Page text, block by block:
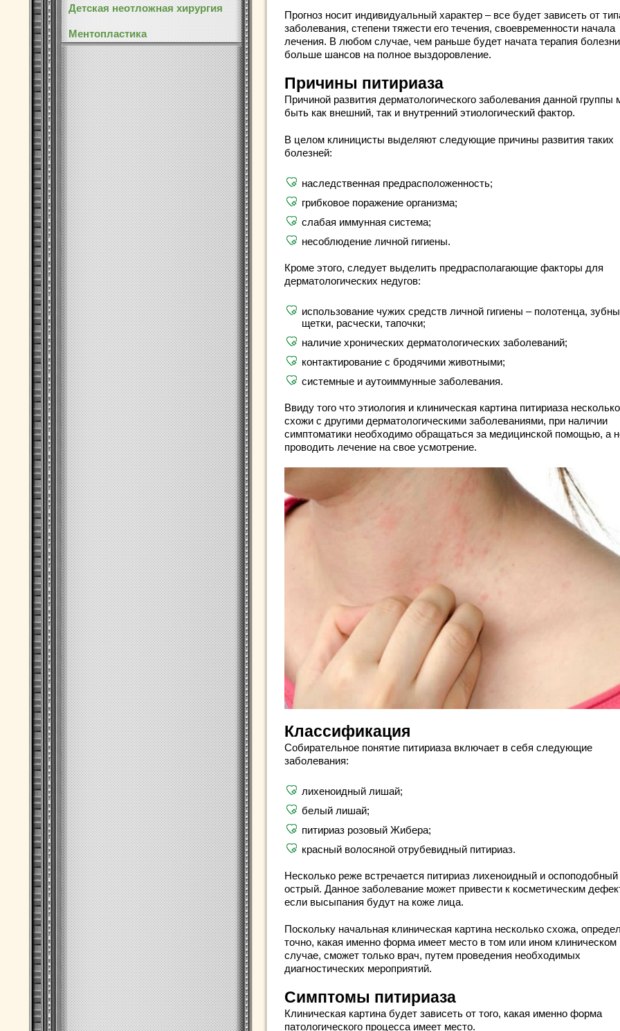
Детская неотложная хирургия
Ментопластика
Прогноз носит индивидуальный характер – все будет зависеть от
заболевания, степени тяжести его течения, своевременности начала
лечения. В любом случае, чем раньше будет начата терапия
больше шансов на полное выздоровление.
Причины питириаза
Причиной развития дерматологического заболевания данной группы
быть как внешний, так и внутренний этиологический фактор.
В целом клиницисты выделяют следующие причины развития таких
болезней:
наследственная предрасположенность;
грибковое поражение организма;
слабая иммунная система;
несоблюдение личной гигиены.
Кроме этого, следует выделить предрасполагающие факторы для
дерматологических недугов:
использование чужих средств личной гигиены – полотенца,
щетки, расчески, тапочки;
наличие хронических дерматологических заболеваний;
контактирование с бродячими животными;
системные и аутоиммунные заболевания.
Ввиду того что этиология и клиническая картина питириаза несколько
схожи с другими дерматологическими заболеваниями, при наличии
симптоматики необходимо обращаться за медицинской помощью, а
проводить лечение на свое усмотрение.
Классификация
Собирательное понятие питириаза включает в себя следующие
заболевания:
лихеноидный лишай;
белый лишай;
питириаз розовый Жибера;
красный волосяной отрубевидный питириаз.
Несколько реже встречается питириаз лихеноидный и оспоподобный
острый. Данное заболевание может привести к косметическим
если высыпания будут на коже лица.
Поскольку начальная клиническая картина несколько схожа,
точно, какая именно форма имеет место в том или ином клиническом
случае, сможет только врач, путем проведения необходимых
диагностических мероприятий.
Симптомы питириаза
Клиническая картина будет зависеть от того, какая именно форма
патологического процесса имеет место.